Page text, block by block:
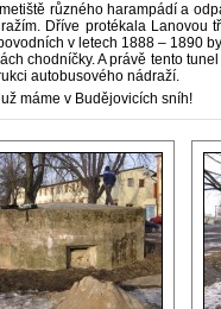
různého harampádí a
Dříve protékala
v letech 1888 – 1890
chodníčky. A právě tento
autobusového nádraží.
máme v Budějovicích sníh!